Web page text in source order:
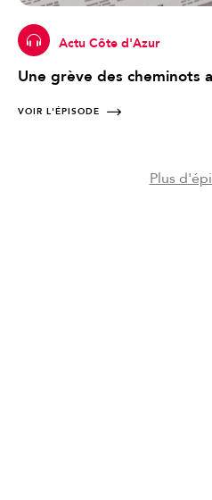
Actu Côte d'Azur
Une grève des cheminots
VOIR L'ÉPISODE
Plus